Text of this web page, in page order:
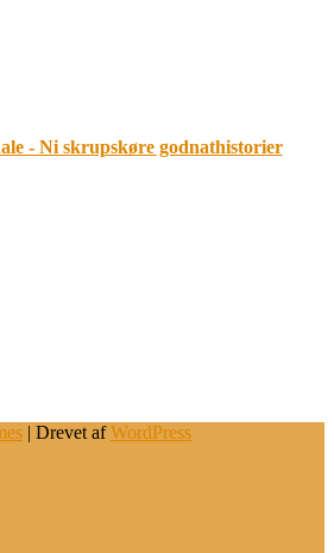
| Drevet afWordPress